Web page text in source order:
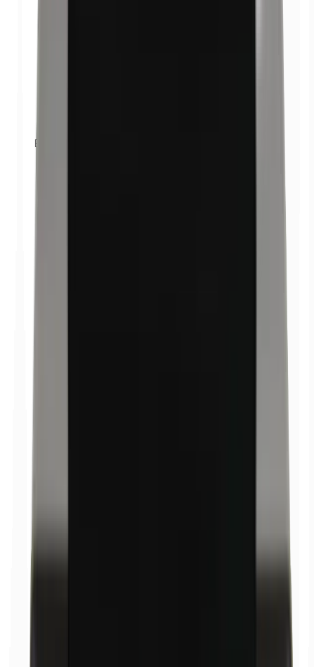
Bencilparabenos